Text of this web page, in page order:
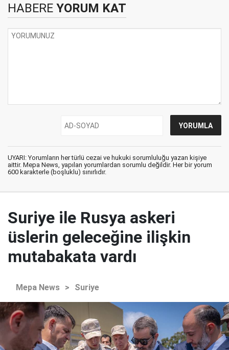
HABERE YORUM KAT
UYARI: Yorumların her türlü cezai ve hukuki sorumluluğu yazan kişiye
aittir. Mepa News, yapılan yorumlardan sorumlu değildir. Her bir yorum
600 karakterle (boşluklu) sınırlıdır.
Suriye ile Rusya askeri
üslerin geleceğine ilişkin
mutabakata vardı
Mepa News > Suriye